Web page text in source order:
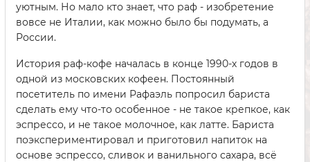
уютным. Но мало кто знает, что раф - изобретение
вовсе не Италии, как можно было бы подумать, а
России.
История раф-кофе началась в конце 1990-х годов в
одной из московских кофеен. Постоянный
посетитель по имени Рафаэль попросил бариста
сделать ему что-то особенное - не такое крепкое, как
эспрессо, и не такое молочное, как латте. Бариста
поэкспериментировал и приготовил напиток на
основе эспрессо, сливок и ванильного сахара, всё